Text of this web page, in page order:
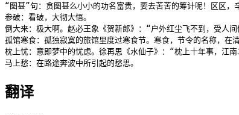
“图甚”句：贪图甚么小小的功名富贵，要去苦苦的筹计呢！区区
参破：看破，大彻大悟。
倒大来：极大啊。赵必王象《贺新郎》：“户外红尘飞不到，受人间
孤馆寒食：孤独寂寞的旅馆里度过寒食节。寒食，节令的名称，在
枕上忧：意即梦中的忧虑。徐再思《水仙子》：“枕上十年事，江
马上愁：在路途奔波中所引起的愁思。
翻译